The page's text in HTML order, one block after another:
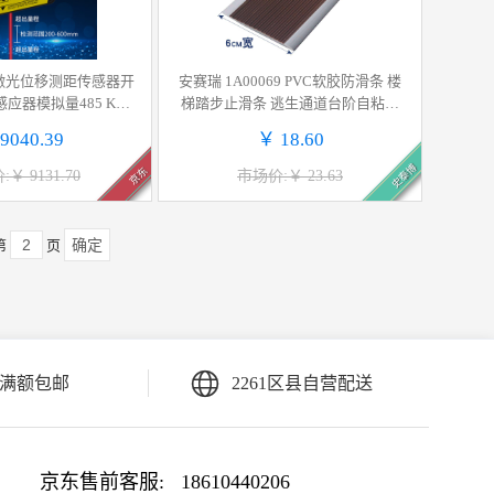
光位移测距传感器开
器模拟量485 KG0
:￥ 9131.70 京东
安赛瑞 1A00069 PVC软胶防滑条 楼
梯踏步止滑条 逃生通道台阶自粘条
￥ 18.60
市场价:￥ 23.63 史泰博
页 确定
满额包邮 2261区县自营配送
京东售前客服: 18610440206